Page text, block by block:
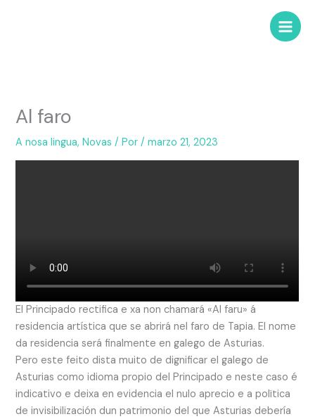
Al faro
A nosa lingua,Novas / Por/marzo 21, 2023
El Principado rectifica e xa non chamará «Al faru» á
residencia artística que se abrirá nel faro de Tapia. El nome
da residencia será finalmente en galego de Asturias.
Pero este feito dista muito de dignificar el galego de
Asturias como idioma propio del Principado e neste caso é
indicativo e deixa en evidencia el nulo aprecio e a polïtica
de invisibilización dun patrimonio del que Asturias debería